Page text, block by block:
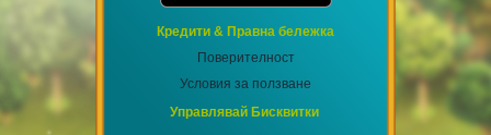
Кредити & Правна бележка
Поверителност
Условия за ползване
Управлявай Бисквитки